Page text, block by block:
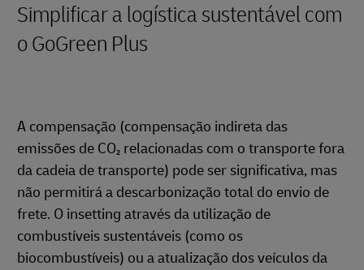
Simplificar a logística sustentável com
o GoGreen Plus
A compensação (compensação indireta das
emissões de CO₂ relacionadas com o transporte fora
da cadeia de transporte) pode ser significativa, mas
não permitirá a descarbonização total do envio de
frete. O insetting através da utilização de
combustíveis sustentáveis (como os
biocombustíveis) ou a atualização dos veículos da